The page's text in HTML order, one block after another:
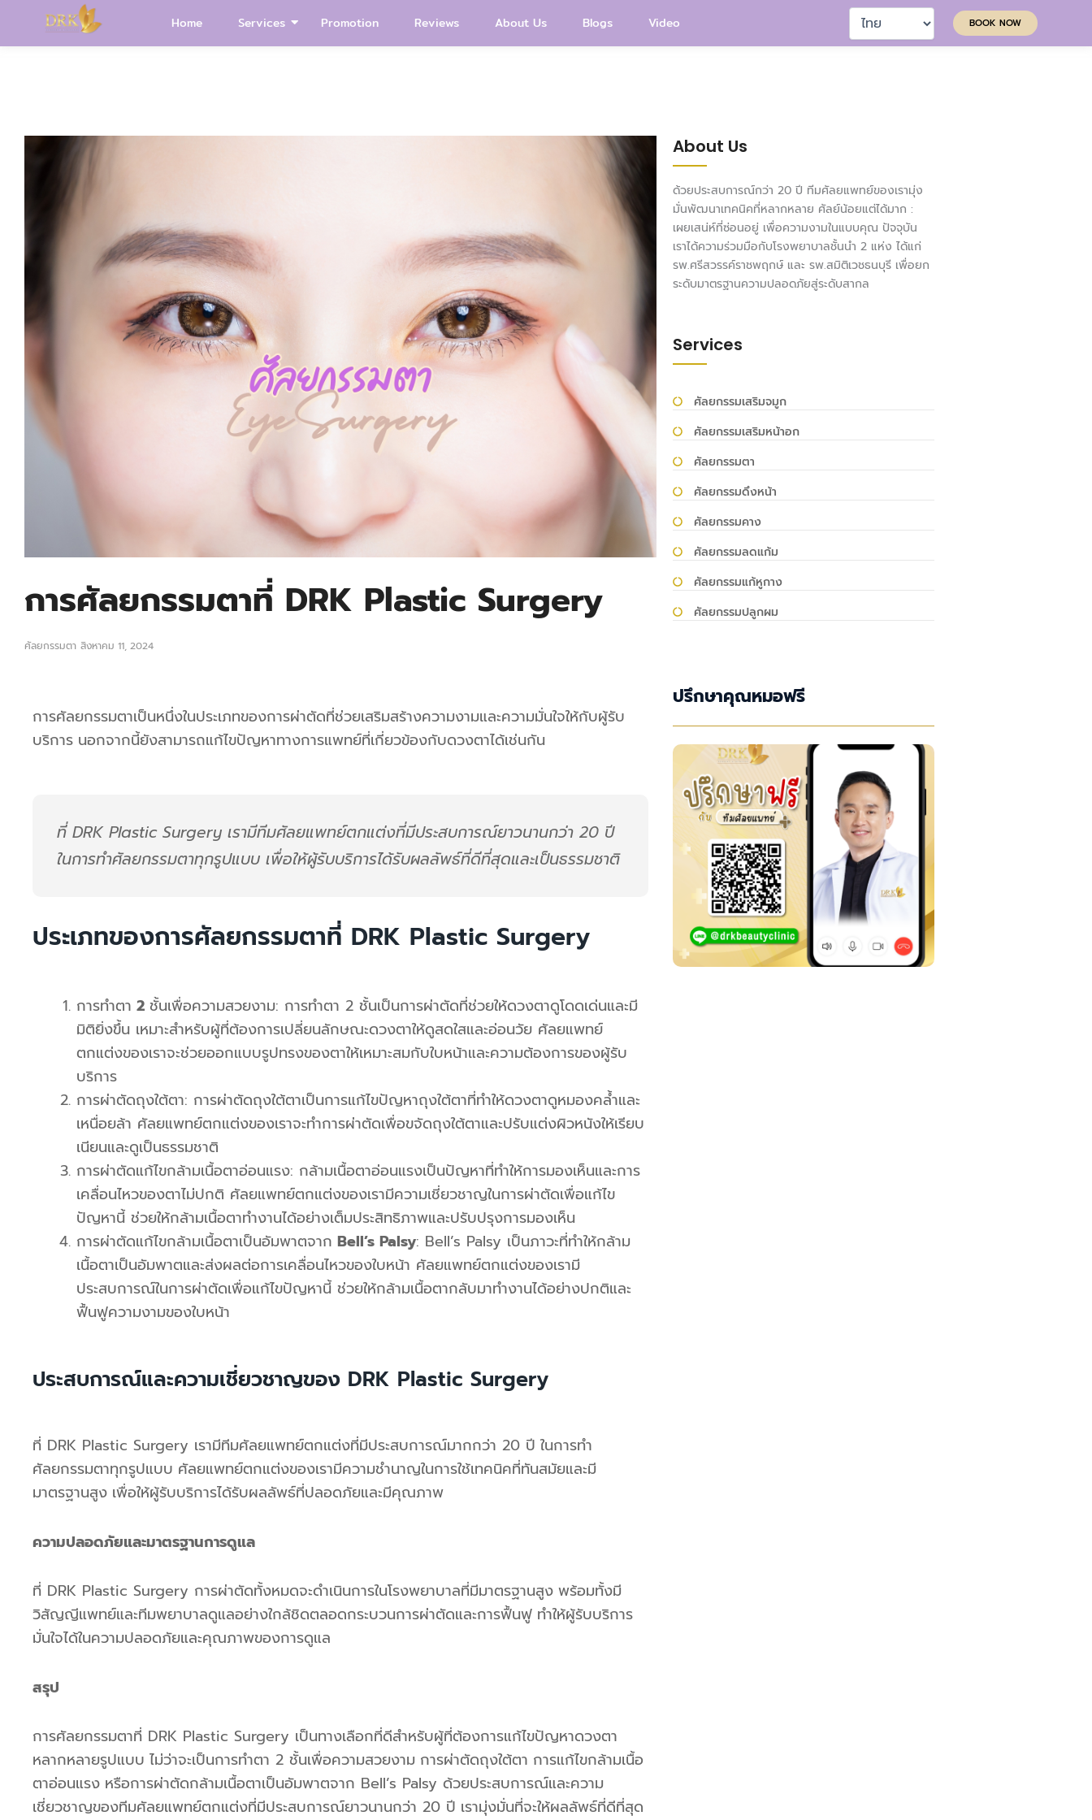
Home Services Promotion Reviews About Us Blogs Video
Choose
language
BOOK NOW
การศัลยกรรมตาที่ DRK Plastic Surgery
ศัลยกรรมตา สิงหาคม 11, 2024
การศัลยกรรมตาเป็นหนึ่งในประเภทของการผ่าตัดที่ช่วยเสริมสร้างความงามและความมั่นใจให้กับผู้รับ
บริการ นอกจากนี้ยังสามารถแก้ไขปัญหาทางการแพทย์ที่เกี่ยวข้องกับดวงตาได้เช่นกัน
ที่ DRK Plastic Surgery เรามีทีมศัลยแพทย์ตกแต่งที่มีประสบการณ์ยาวนานกว่า 20 ปี
ในการทำศัลยกรรมตาทุกรูปแบบ เพื่อให้ผู้รับบริการได้รับผลลัพธ์ที่ดีที่สุดและเป็นธรรมชาติ
ประเภทของการศัลยกรรมตาที่ DRK Plastic Surgery
การทำตา 2 ชั้นเพื่อความสวยงาม: การทำตา 2 ชั้นเป็นการผ่าตัดที่ช่วยให้ดวงตาดูโดดเด่นและมี
มิติยิ่งขึ้น เหมาะสำหรับผู้ที่ต้องการเปลี่ยนลักษณะดวงตาให้ดูสดใสและอ่อนวัย ศัลยแพทย์
ตกแต่งของเราจะช่วยออกแบบรูปทรงของตาให้เหมาะสมกับใบหน้าและความต้องการของผู้รับ
บริการ
การผ่าตัดถุงใต้ตา: การผ่าตัดถุงใต้ตาเป็นการแก้ไขปัญหาถุงใต้ตาที่ทำให้ดวงตาดูหมองคล้ำและ
เหนื่อยล้า ศัลยแพทย์ตกแต่งของเราจะทำการผ่าตัดเพื่อขจัดถุงใต้ตาและปรับแต่งผิวหนังให้เรียบ
เนียนและดูเป็นธรรมชาติ
การผ่าตัดแก้ไขกล้ามเนื้อตาอ่อนแรง: กล้ามเนื้อตาอ่อนแรงเป็นปัญหาที่ทำให้การมองเห็นและการ
เคลื่อนไหวของตาไม่ปกติ ศัลยแพทย์ตกแต่งของเรามีความเชี่ยวชาญในการผ่าตัดเพื่อแก้ไข
ปัญหานี้ ช่วยให้กล้ามเนื้อตาทำงานได้อย่างเต็มประสิทธิภาพและปรับปรุงการมองเห็น
การผ่าตัดแก้ไขกล้ามเนื้อตาเป็นอัมพาตจาก Bell’s Palsy: Bell’s Palsy เป็นภาวะที่ทำให้กล้าม
เนื้อตาเป็นอัมพาตและส่งผลต่อการเคลื่อนไหวของใบหน้า ศัลยแพทย์ตกแต่งของเรามี
ประสบการณ์ในการผ่าตัดเพื่อแก้ไขปัญหานี้ ช่วยให้กล้ามเนื้อตากลับมาทำงานได้อย่างปกติและ
ฟื้นฟูความงามของใบหน้า
ประสบการณ์และความเชี่ยวชาญของ DRK Plastic Surgery
ที่ DRK Plastic Surgery เรามีทีมศัลยแพทย์ตกแต่งที่มีประสบการณ์มากกว่า 20 ปี ในการทำ
ศัลยกรรมตาทุกรูปแบบ ศัลยแพทย์ตกแต่งของเรามีความชำนาญในการใช้เทคนิคที่ทันสมัยและมี
มาตรฐานสูง เพื่อให้ผู้รับบริการได้รับผลลัพธ์ที่ปลอดภัยและมีคุณภาพ
ความปลอดภัยและมาตรฐานการดูแล
ที่ DRK Plastic Surgery การผ่าตัดทั้งหมดจะดำเนินการในโรงพยาบาลที่มีมาตรฐานสูง พร้อมทั้งมี
วิสัญญีแพทย์และทีมพยาบาลดูแลอย่างใกล้ชิดตลอดกระบวนการผ่าตัดและการฟื้นฟู ทำให้ผู้รับบริการ
มั่นใจได้ในความปลอดภัยและคุณภาพของการดูแล
สรุป
การศัลยกรรมตาที่ DRK Plastic Surgery เป็นทางเลือกที่ดีสำหรับผู้ที่ต้องการแก้ไขปัญหาดวงตา
หลากหลายรูปแบบ ไม่ว่าจะเป็นการทำตา 2 ชั้นเพื่อความสวยงาม การผ่าตัดถุงใต้ตา การแก้ไขกล้ามเนื้อ
ตาอ่อนแรง หรือการผ่าตัดกล้ามเนื้อตาเป็นอัมพาตจาก Bell’s Palsy ด้วยประสบการณ์และความ
เชี่ยวชาญของทีมศัลยแพทย์ตกแต่งที่มีประสบการณ์ยาวนานกว่า 20 ปี เรามุ่งมั่นที่จะให้ผลลัพธ์ที่ดีที่สุด
About Us
ด้วยประสบการณ์กว่า 20 ปี ทีมศัลยแพทย์ของเรามุ่ง
มั่นพัฒนาเทคนิคที่หลากหลาย ศัลย์น้อยแต่ได้มาก :
เผยเสน่ห์ที่ซ่อนอยู่ เพื่อความงามในแบบคุณ ปัจจุบัน
เราได้ความร่วมมือกับโรงพยาบาลชั้นนำ 2 แห่ง ได้แก่
รพ.ศรีสวรรค์ราชพฤกษ์ และ รพ.สมิติเวชธนบุรี เพื่อยก
ระดับมาตรฐานความปลอดภัยสู่ระดับสากล
Services
ศัลยกรรมเสริมจมูก
ศัลยกรรมเสริมหน้าอก
ศัลยกรรมตา
ศัลยกรรมดึงหน้า
ศัลยกรรมคาง
ศัลยกรรมลดแก้ม
ศัลยกรรมแก้หูกาง
ศัลยกรรมปลูกผม
ปรึกษาคุณหมอฟรี